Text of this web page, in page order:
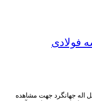
فضل اله جهانگرد جهت مشاهده